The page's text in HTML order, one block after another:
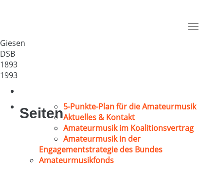
Toggle
Giesen
DSB
1893
1993
Seiten5-Punkte-Plan für die Amateurmusik
Aktuelles & Kontakt
Amateurmusik im Koalitionsvertrag
Amateurmusik in der
Engagementstrategie des Bundes
Amateurmusikfonds